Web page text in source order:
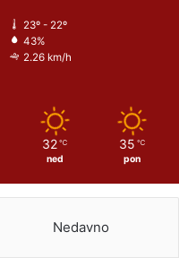
23º - 22º
43%
2.26 km/h
32 ℃
ned
35 ℃
pon
Nedavno